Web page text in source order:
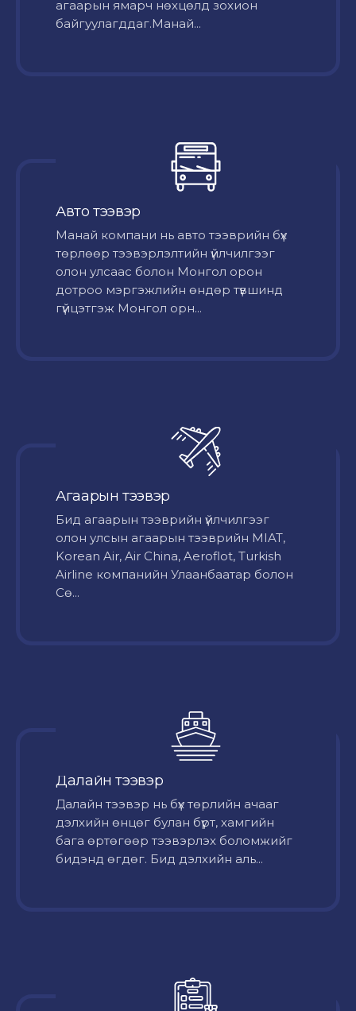
агаарын ямарч нөхцөлд зохион
байгуулагддаг.Манай...
Авто тээвэр
Mанай компани нь авто тээврийн бүх
төрлөөр тээвэрлэлтийн үйлчилгээг
олон улсаас болон Монгол орон
дотроо мэргэжлийн өндөр түвшинд
гүйцэтгэж Монгол орн...
Агаарын тээвэр
Бид агаарын тээврийн үйлчилгээг
олон улсын агаарын тээврийн MIAT,
Korean Air, Air China, Aeroflot, Turkish
Airline компанийн Улаанбаатар болон
Сө...
Далайн тээвэр
Далайн тээвэр нь бүх төрлийн ачааг
дэлхийн өнцөг булан бүрт, хамгийн
бага өртөгөөр тээвэрлэх боломжийг
бидэнд өгдөг. Бид дэлхийн аль...